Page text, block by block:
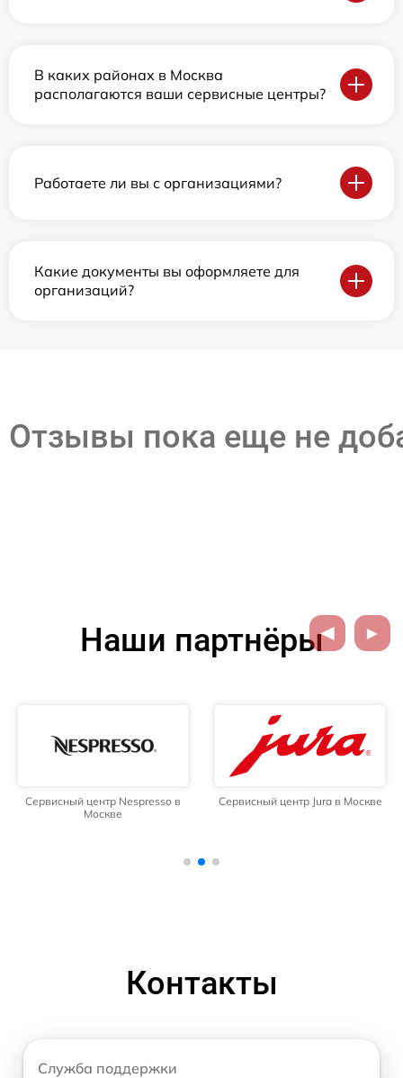
В каких районах в Москва
располагаются ваши сервисные центры?
Работаете ли вы с организациями?
Какие документы вы оформляете для
организаций?
Отзывы пока еще не
Наши партнёры
Сервисный центр Nespresso в
Москве
Сервисный центр Jura в Москве
Контакты
Служба поддержки